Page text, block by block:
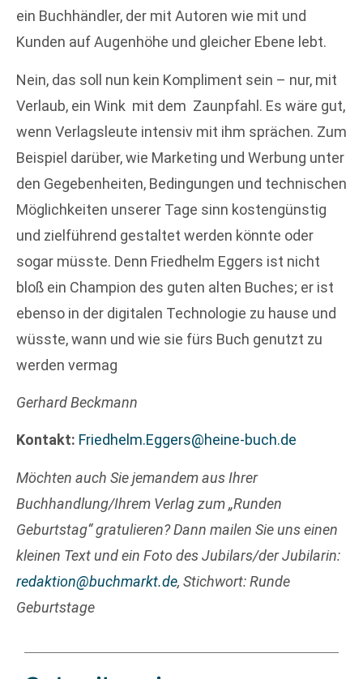
ein Buchhändler, der mit Autoren wie mit und
Kunden auf Augenhöhe und gleicher Ebene lebt.
Nein, das soll nun kein Kompliment sein – nur, mit
Verlaub, ein Wink mit dem Zaunpfahl. Es wäre gut,
wenn Verlagsleute intensiv mit ihm sprächen. Zum
Beispiel darüber, wie Marketing und Werbung unter
den Gegebenheiten, Bedingungen und technischen
Möglichkeiten unserer Tage sinn kostengünstig
und zielführend gestaltet werden könnte oder
sogar müsste. Denn Friedhelm Eggers ist nicht
bloß ein Champion des guten alten Buches; er ist
ebenso in der digitalen Technologie zu hause und
wüsste, wann und wie sie fürs Buch genutzt zu
werden vermag
Gerhard Beckmann
Kontakt: Friedhelm.Eggers@heine-buch.de
Möchten auch Sie jemandem aus Ihrer
Buchhandlung/Ihrem Verlag zum „Runden
Geburtstag“ gratulieren? Dann mailen Sie uns einen
kleinen Text und ein Foto des Jubilars/der Jubilarin:
redaktion@buchmarkt.de, Stichwort: Runde
Geburtstage